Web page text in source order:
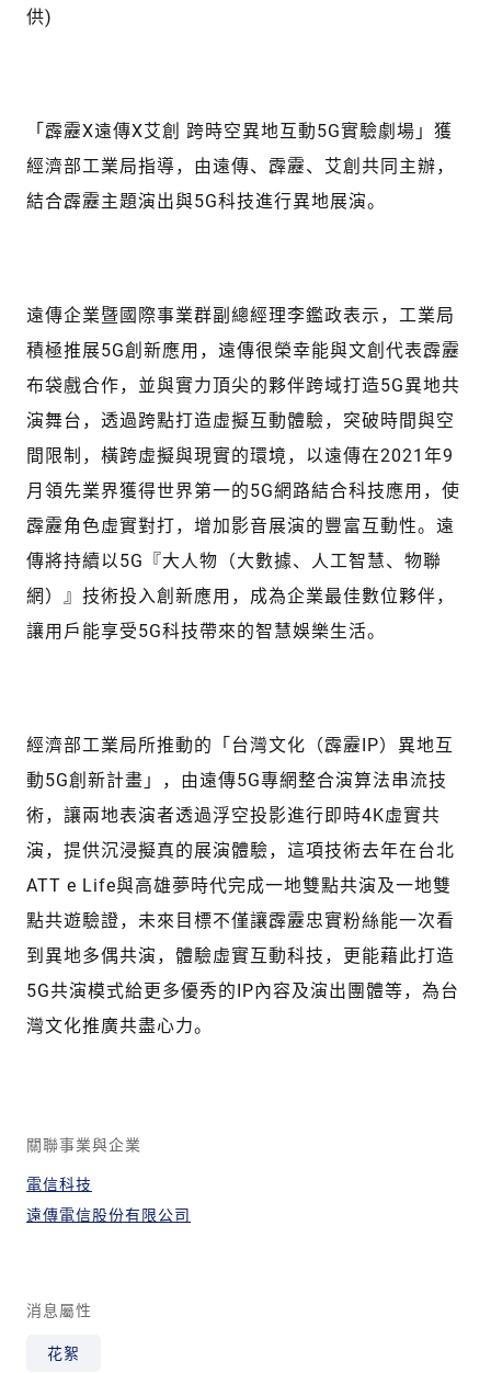
供)
「霹靂X遠傳X艾創 跨時空異地互動5G實驗劇場」獲
經濟部工業局指導，由遠傳、霹靂、艾創共同主辦，
結合霹靂主題演出與5G科技進行異地展演。
遠傳企業暨國際事業群副總經理李鑑政表示，工業局
積極推展5G創新應用，遠傳很榮幸能與文創代表霹靂
布袋戲合作，並與實力頂尖的夥伴跨域打造5G異地共
演舞台，透過跨點打造虛擬互動體驗，突破時間與空
間限制，橫跨虛擬與現實的環境，以遠傳在2021年9
月領先業界獲得世界第一的5G網路結合科技應用，使
霹靂角色虛實對打，增加影音展演的豐富互動性。遠
傳將持續以5G『大人物（大數據、人工智慧、物聯
網）』技術投入創新應用，成為企業最佳數位夥伴，
讓用戶能享受5G科技帶來的智慧娛樂生活。
經濟部工業局所推動的「台灣文化（霹靂IP）異地互
動5G創新計畫」，由遠傳5G專網整合演算法串流技
術，讓兩地表演者透過浮空投影進行即時4K虛實共
演，提供沉浸擬真的展演體驗，這項技術去年在台北
ATT e Life與高雄夢時代完成一地雙點共演及一地雙
點共遊驗證，未來目標不僅讓霹靂忠實粉絲能一次看
到異地多偶共演，體驗虛實互動科技，更能藉此打造
5G共演模式給更多優秀的IP內容及演出團體等，為台
灣文化推廣共盡心力。
關聯事業與企業
電信科技
遠傳電信股份有限公司
消息屬性
花絮